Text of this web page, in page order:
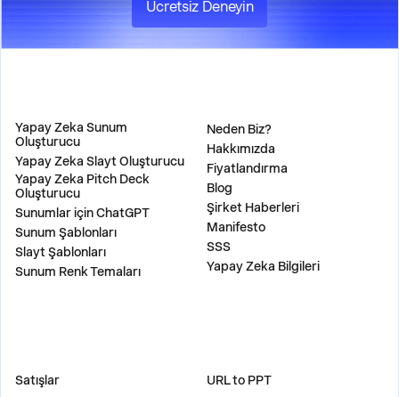
Ücretsiz Deneyin
Yapay Zeka Sunum
Oluşturucu
Yapay Zeka Slayt Oluşturucu
Yapay Zeka Pitch Deck
Oluşturucu
Sunumlar için ChatGPT
Sunum Şablonları
Slayt Şablonları
Sunum Renk Temaları
Neden Biz?
Hakkımızda
Fiyatlandırma
Blog
Şirket Haberleri
Manifesto
SSS
Yapay Zeka Bilgileri
Satışlar
URL to PPT